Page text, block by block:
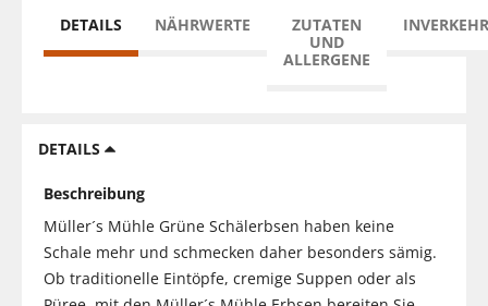
DETAILS NÄHRWERTE
ZUTATEN
UND
ALLERGENE
DETAILS
Beschreibung
Müller´s Mühle Grüne Schälerbsen haben keine
Schale mehr und schmecken daher besonders sämig.
Ob traditionelle Eintöpfe, cremige Suppen oder als